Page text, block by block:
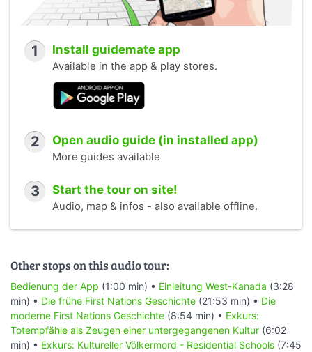
1 Install guidemate app
Available in the app & play stores.
2 Open audio guide (in installed app)
More guides available
3 Start the tour on site!
Audio, map & infos - also available offline.
Other stops on this audio tour:
Bedienung der App (1:00 min) • Einleitung West-Kanada (3:28
min) • Die frühe First Nations Geschichte (21:53 min) • Die
moderne First Nations Geschichte (8:54 min) • Exkurs:
Totempfähle als Zeugen einer untergegangenen Kultur (6:02
min) • Exkurs: Kultureller Völkermord - Residential Schools (7:45